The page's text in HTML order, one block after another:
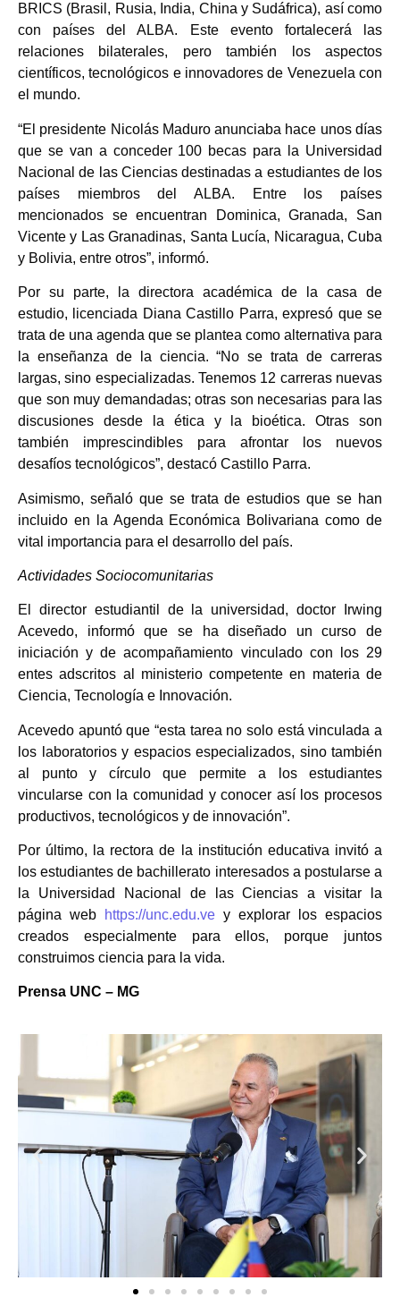
BRICS (Brasil, Rusia, India, China y Sudáfrica), así como
con países del ALBA. Este evento fortalecerá las
relaciones bilaterales, pero también los aspectos
científicos, tecnológicos e innovadores de Venezuela con
el mundo.
“El presidente Nicolás Maduro anunciaba hace unos días
que se van a conceder 100 becas para la Universidad
Nacional de las Ciencias destinadas a estudiantes de los
países miembros del ALBA. Entre los países
mencionados se encuentran Dominica, Granada, San
Vicente y Las Granadinas, Santa Lucía, Nicaragua, Cuba
y Bolivia, entre otros”, informó.
Por su parte, la directora académica de la casa de
estudio, licenciada Diana Castillo Parra, expresó que se
trata de una agenda que se plantea como alternativa para
la enseñanza de la ciencia. “No se trata de carreras
largas, sino especializadas. Tenemos 12 carreras nuevas
que son muy demandadas; otras son necesarias para las
discusiones desde la ética y la bioética. Otras son
también imprescindibles para afrontar los nuevos
desafíos tecnológicos”, destacó Castillo Parra.
Asimismo, señaló que se trata de estudios que se han
incluido en la Agenda Económica Bolivariana como de
vital importancia para el desarrollo del país.
Actividades Sociocomunitarias
El director estudiantil de la universidad, doctor Irwing
Acevedo, informó que se ha diseñado un curso de
iniciación y de acompañamiento vinculado con los 29
entes adscritos al ministerio competente en materia de
Ciencia, Tecnología e Innovación.
Acevedo apuntó que “esta tarea no solo está vinculada a
los laboratorios y espacios especializados, sino también
al punto y círculo que permite a los estudiantes
vincularse con la comunidad y conocer así los procesos
productivos, tecnológicos y de innovación”.
Por último, la rectora de la institución educativa invitó a
los estudiantes de bachillerato interesados a postularse a
la Universidad Nacional de las Ciencias a visitar la
página web
https://unc.edu.ve y explorar los espacios
creados especialmente para ellos, porque juntos
construimos ciencia para la vida.
Prensa UNC – MG